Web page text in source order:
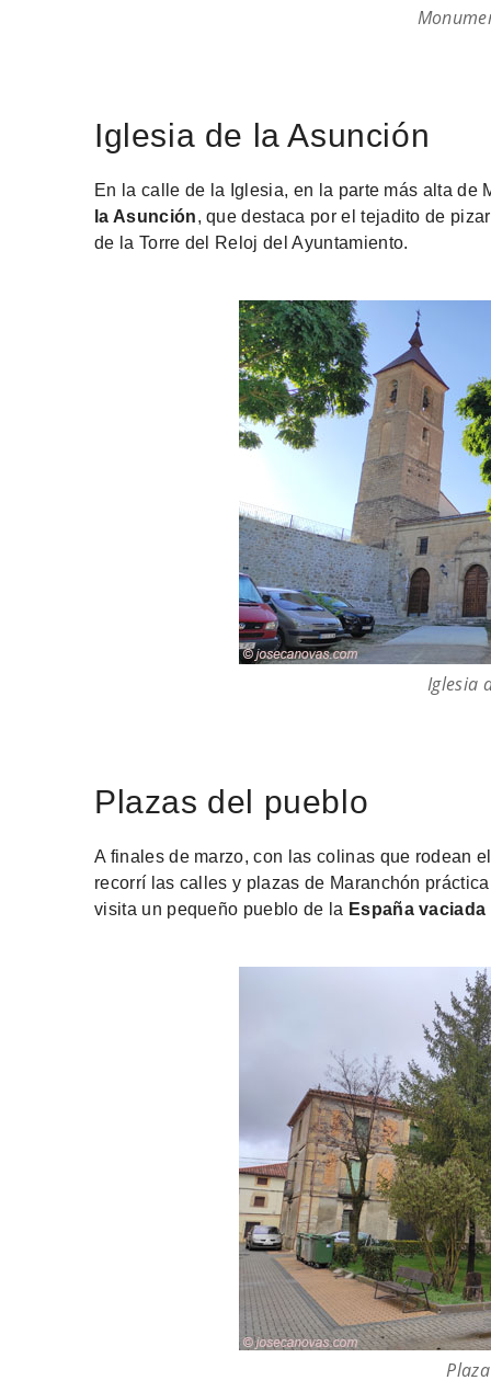
Iglesia de la Asunción
En la calle de la Iglesia, en la parte más alta de
la Asunción, que destaca por el tejadito de
de la Torre del Reloj del Ayuntamiento.
Iglesia
Plazas del pueblo
A finales de marzo, con las colinas que rodean
recorrí las calles y plazas de Maranchón
visita un pequeño pueblo de la España vaciada